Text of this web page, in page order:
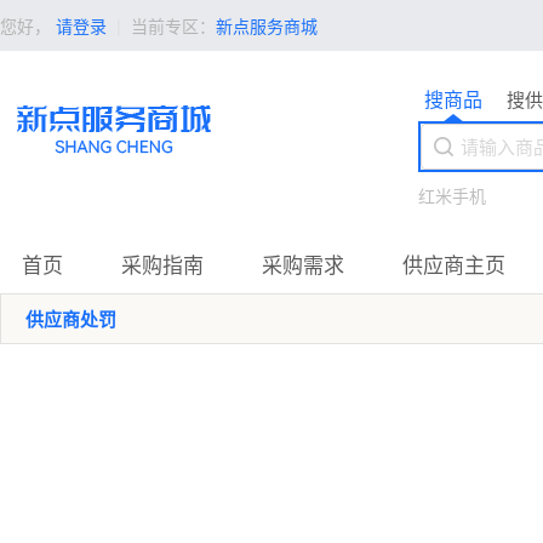
您好， 请登录 当前专区： 新点服务商城
搜商品 搜
红米手机
首页 采购指南 采购需求 供应商主页
供应商处罚